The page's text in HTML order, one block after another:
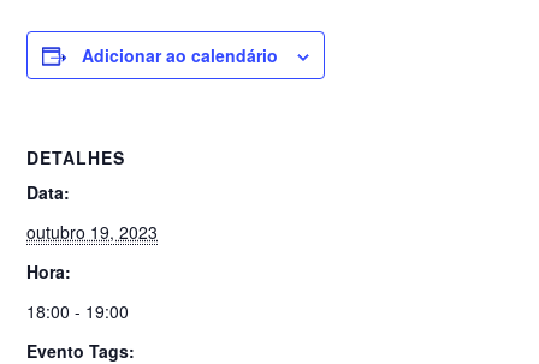
Adicionar ao calendário
DETALHES
Data:
outubro 19, 2023
Hora:
18:00 - 19:00
Evento Tags: